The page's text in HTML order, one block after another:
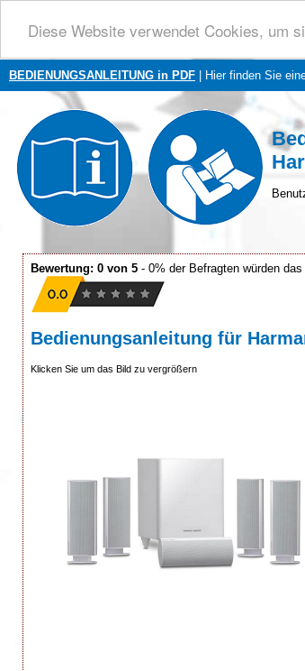
Diese Website verwendet Cookies, um
BEDIENUNGSANLEITUNG in PDF | Hier finden Sie
Bewertung: 0 von 5 - 0% der Befragten würden
Bedienungsanleitung für
Klicken Sie um das Bild zu vergrößern